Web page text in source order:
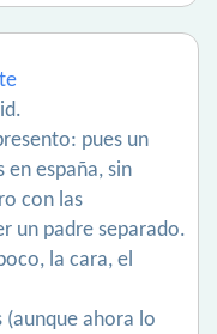
pues un
españa, sin
con las
un padre separado.
la cara, el
(aunque ahora lo